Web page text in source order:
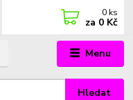
Menu
Hledat
0 ks
za 0 Kč